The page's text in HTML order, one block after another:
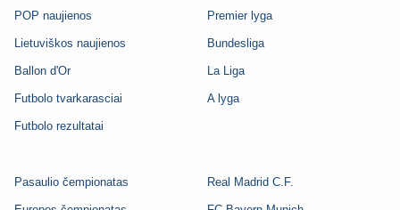
POP naujienos
Lietuviškos naujienos
Ballon d'Or
Futbolo tvarkarasciai
Futbolo rezultatai
Premier lyga
Bundesliga
La Liga
A lyga
Pasaulio čempionatas Real Madrid C.F.